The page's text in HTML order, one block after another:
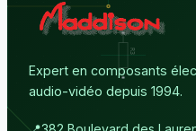
Expert en composants
audio-vidéo depuis 1994.